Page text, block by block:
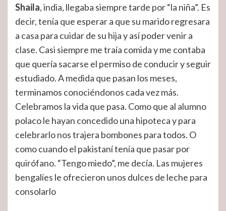
Shaila, india, llegaba siempre tarde por “la niña”. Es
decir, tenía que esperar a que su marido regresara
a casa para cuidar de su hija y así poder venir a
clase. Casi siempre me traía comida y me contaba
que quería sacarse el permiso de conducir y seguir
estudiado. A medida que pasan los meses,
terminamos conociéndonos cada vez más.
Celebramos la vida que pasa. Como que al alumno
polaco le hayan concedido una hipoteca y para
celebrarlo nos trajera bombones para todos. O
como cuando el pakistaní tenía que pasar por
quirófano. “Tengo miedo”, me decía. Las mujeres
bengalíes le ofrecieron unos dulces de leche para
consolarlo